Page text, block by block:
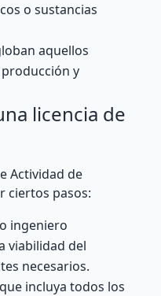
o sustancias
aquellos
y
licencia de
Actividad de
ciertos pasos:
ingeniero
viabilidad del
necesarios.
incluya todos los